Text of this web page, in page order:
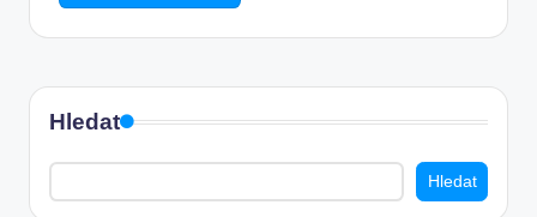
Hledat
Hledat